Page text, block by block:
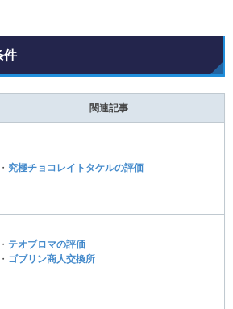
件
関連記事
・ 究極チョコレイトタケルの評価
・ テオブロマの評価
・ ゴブリン商人交換所